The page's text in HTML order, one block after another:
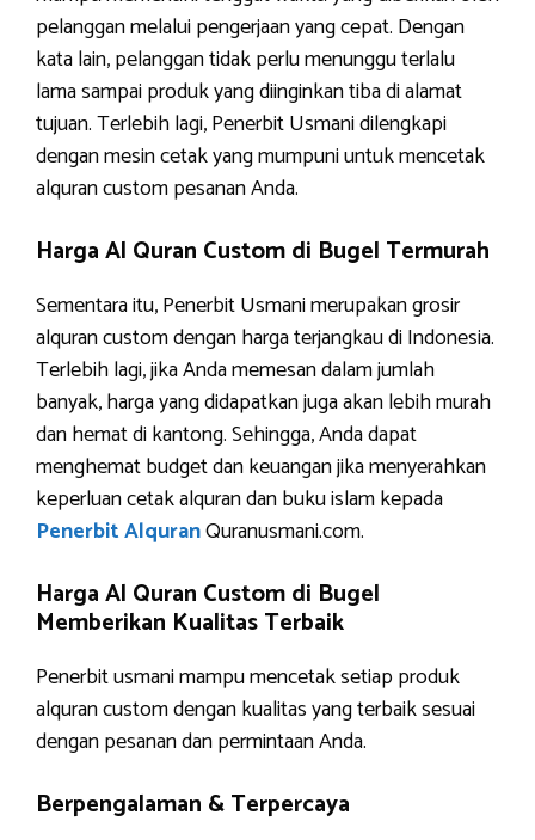
pelanggan melalui pengerjaan yang cepat. Dengan
kata lain, pelanggan tidak perlu menunggu terlalu
lama sampai produk yang diinginkan tiba di alamat
tujuan. Terlebih lagi, Penerbit Usmani dilengkapi
dengan mesin cetak yang mumpuni untuk mencetak
alquran custom pesanan Anda.
Harga Al Quran Custom di Bugel Termurah
Sementara itu, Penerbit Usmani merupakan grosir
alquran custom dengan harga terjangkau di Indonesia.
Terlebih lagi, jika Anda memesan dalam jumlah
banyak, harga yang didapatkan juga akan lebih murah
dan hemat di kantong. Sehingga, Anda dapat
menghemat budget dan keuangan jika menyerahkan
keperluan cetak alquran dan buku islam kepada
Penerbit AlquranQuranusmani.com.
Harga Al Quran Custom di Bugel
Memberikan Kualitas Terbaik
Penerbit usmani mampu mencetak setiap produk
alquran custom dengan kualitas yang terbaik sesuai
dengan pesanan dan permintaan Anda.
Berpengalaman & Terpercaya